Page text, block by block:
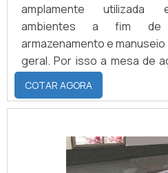
amplamente utilizada
ambientes a fim de
armazenamento e
geral. Por isso a mesa de
de alta resistência para que
as expectativas de
considerável quantidade
mesa de inox com cuba
características que fazem
COTAR AGORA